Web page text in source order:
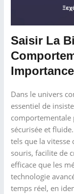
Saisir La
Importance
Dans le univers
essentiel de
comportementale
sécurisée et
tels que la vitesse
souris, facilite de
efficace que les
technologie
temps réel, en